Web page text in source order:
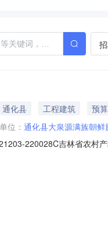
化县 工程建筑
预
位： 通化县大泉源满族朝
220028C吉林省农村
下：一、项目概况与采购